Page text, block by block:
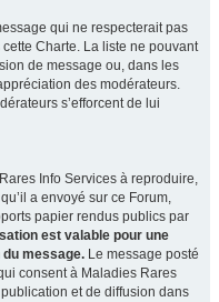
qui ne respecterait pas
Charte. La liste ne pouvant
de message ou, dans les
des modérateurs.
s’efforcent de lui
Info Services à reproduire,
a envoyé sur ce Forum,
papier rendus publics par
est valable pour une
du message. Le message posté
consent à Maladies Rares
et de diffusion dans